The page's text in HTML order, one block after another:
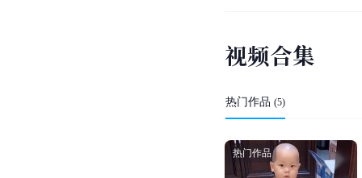
视频合集
热门作品 (5)
热门作品